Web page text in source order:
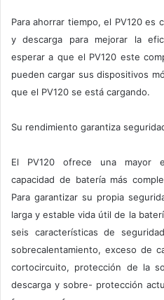
Para ahorrar tiempo, el PV120 es
y descarga para mejorar la
esperar a que el PV120 este
pueden cargar sus dispositivos
que el PV120 se está cargando.
Su rendimiento garantiza
El PV120 ofrece una mayor
capacidad de batería más
Para garantizar su propia
larga y estable vida útil de la
seis características de
sobrecalentamiento, exceso de
cortocircuito, protección de la
descarga y sobre- protección